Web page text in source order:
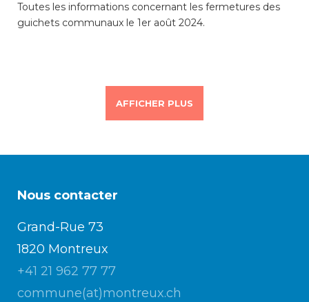
Toutes les informations concernant les fermetures des
guichets communaux le 1er août 2024.
AFFICHER PLUS
Nous contacter
Grand-Rue 73
1820 Montreux
+41 21 962 77 77
commune(at)montreux.ch